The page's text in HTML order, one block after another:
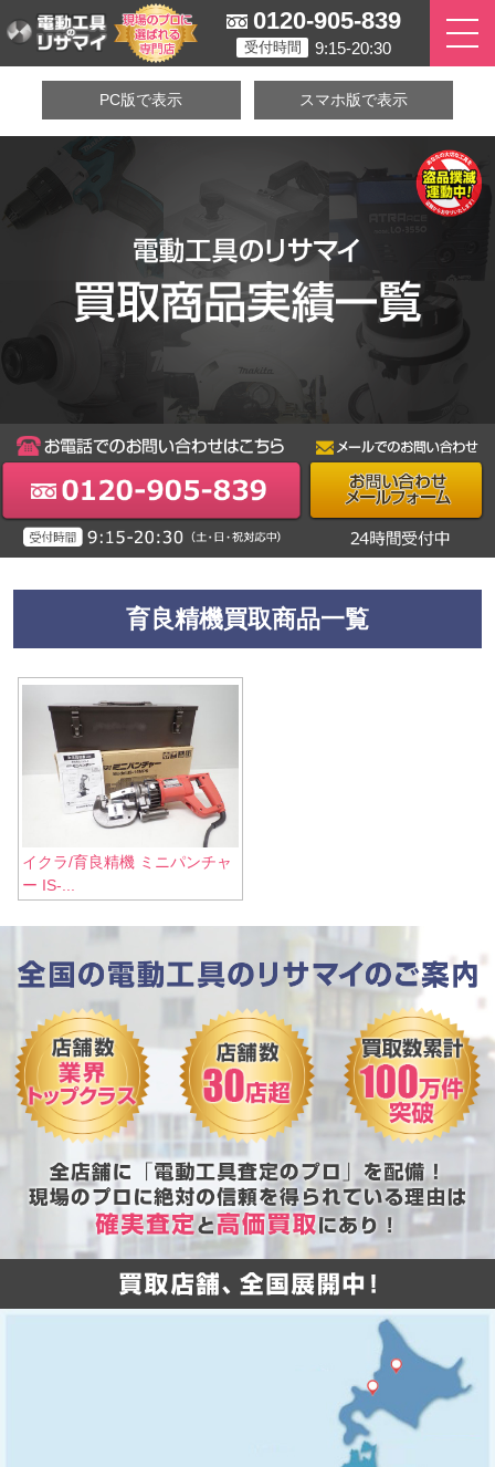
0120-905-839
受付時間 9:15-20:30
PC版で表示 スマホ版で表示
育良精機買取商品一覧
イクラ/育良精機 ミニパンチャ
ー IS-...